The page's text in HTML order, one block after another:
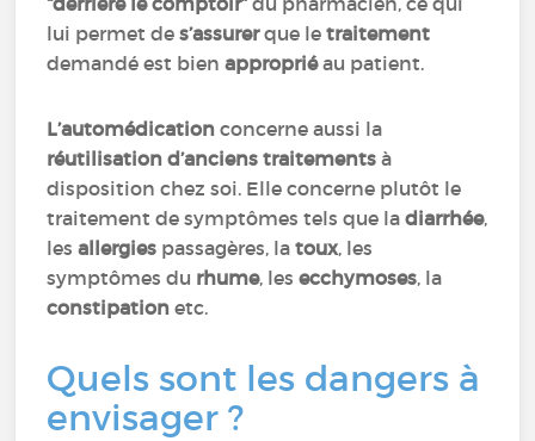
lui permet des’assurerque letraitement
demandé est bienappropriéau patient.
L’automédicationconcerne aussi la
réutilisation d’anciens traitementsà
disposition chez soi. Elle concerne plutôt le
traitement de symptômes tels que ladiarrhée,
lesallergies passagères, latoux, les
symptômes du rhume, lesecchymoses, la
constipationetc.
Quels sont les dangers à
envisager ?